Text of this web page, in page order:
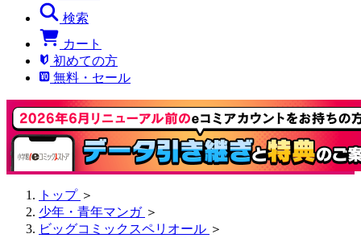
検索
カート
初めての方
無料・セール
トップ ＞
少年・青年マンガ ＞
ビッグコミックスペリオール ＞